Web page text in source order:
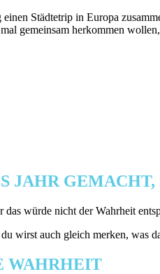
einen Städtetrip in Europa
gemeinsam herkommen
JAHR
das würde nicht der Wahrheit
wirst auch gleich merken, was
WAHRHEIT